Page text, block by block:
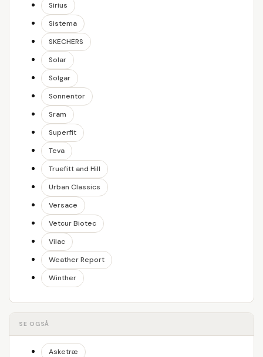
Sirius
Sistema
SKECHERS
Solar
Solgar
Sonnentor
Sram
Superfit
Teva
Truefitt and Hill
Urban Classics
Versace
Vetcur Biotec
Vilac
Weather Report
Winther
SE OGSÅ
Asketræ